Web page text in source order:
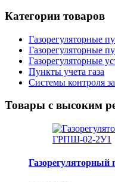
Категории товаров
Газорегуляторные
Газорегуляторные
Газорегуляторные
Пункты учета газа
Системы контроля
Товары с высоким